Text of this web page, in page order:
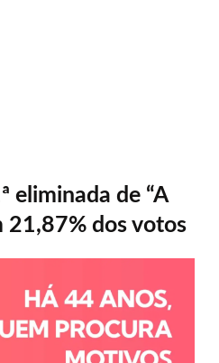
eliminada de “A
21,87% dos votos